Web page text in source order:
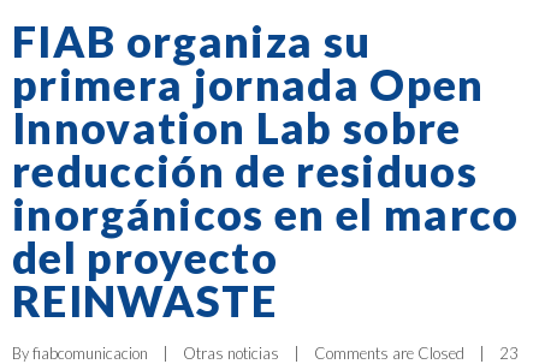
FIAB organiza su
primera jornada Open
Innovation Lab sobre
reducción de residuos
inorgánicos en el marco
del proyecto
REINWASTE
By fiabcomunicacion | Otras noticias | Comments are Closed |
23